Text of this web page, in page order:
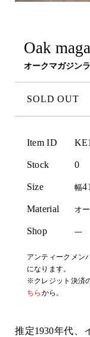
Oak
オークマガジン
SOLD OUT
Item ID
Stock 0
Size 幅
Material オ
Shop ---
アンティークメン
になります。
※クレジット決済
ちら から。
推定1930年代、